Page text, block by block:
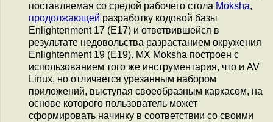
поставляемая со средой рабочего стола Moksha,
продолжающей разработку кодовой базы
Enlightenment 17 (E17) и ответвившейся в
результате недовольства разрастанием окружения
Enlightenment 19 (E19). MX Moksha построен с
использованием того же инструментария, что и AV
Linux, но отличается урезанным набором
приложений, выступая своеобразным каркасом, на
основе которого пользователь может
сформировать начинку в соответствии со своими